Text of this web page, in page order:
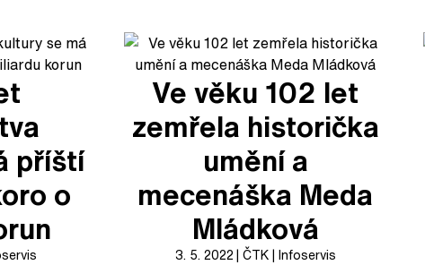
příští
o
Ve věku 102 let
zemřela historička
umění a
mecenáška Meda
Mládková
3. 5. 2022 ČTK Infoservis